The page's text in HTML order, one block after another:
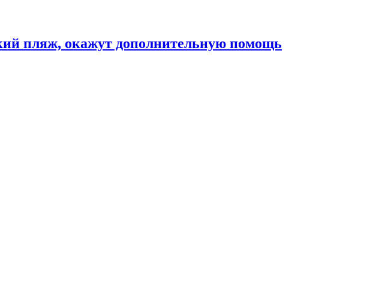
пляж, окажут дополнительную помощь